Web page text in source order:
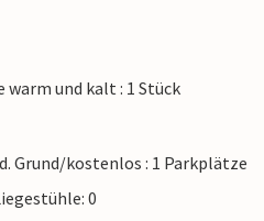
warm und kalt : 1 Stück
Grund/kostenlos : 1 Parkplätze
0